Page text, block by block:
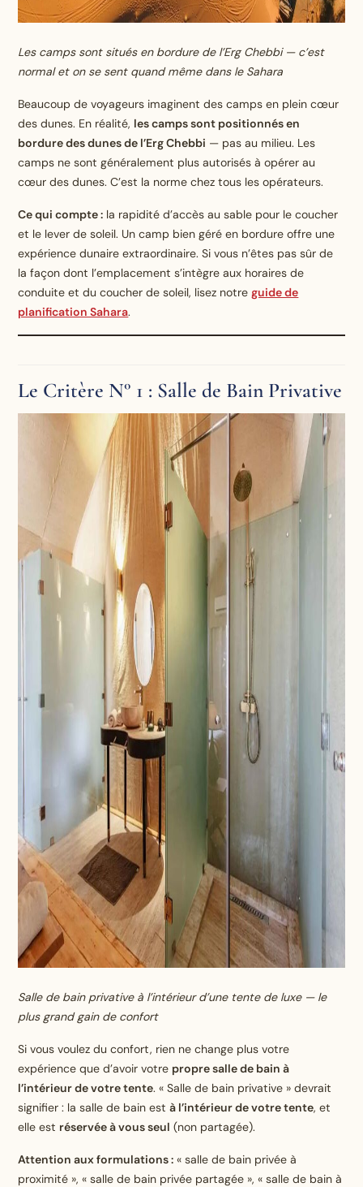
Les camps sont situés en bordure de l’Erg Chebbi — c’est
normal et on se sent quand même dans le Sahara
Beaucoup de voyageurs imaginent des camps en plein cœur
des dunes. En réalité, les camps sont positionnés en
bordure des dunes de l’Erg Chebbi — pas au milieu. Les
camps ne sont généralement plus autorisés à opérer au
cœur des dunes. C’est la norme chez tous les opérateurs.
Ce qui compte : la rapidité d’accès au sable pour le coucher
et le lever de soleil. Un camp bien géré en bordure offre une
expérience dunaire extraordinaire. Si vous n’êtes pas sûr de
la façon dont l’emplacement s’intègre aux horaires de
conduite et du coucher de soleil, lisez notreguide de
planification Sahara.
Le Critère N° 1 : Salle de Bain Privative
Salle de bain privative à l’intérieur d’une tente de luxe — le
plus grand gain de confort
Si vous voulez du confort, rien ne change plus votre
expérience que d’avoir votre propre salle de bain à
l’intérieur de votre tente. « Salle de bain privative » devrait
signifier : la salle de bain està l’intérieur de votre tente, et
elle est réservée à vous seul (non partagée).
Attention aux formulations : « salle de bain privée à
proximité », « salle de bain privée partagée », « salle de bain à